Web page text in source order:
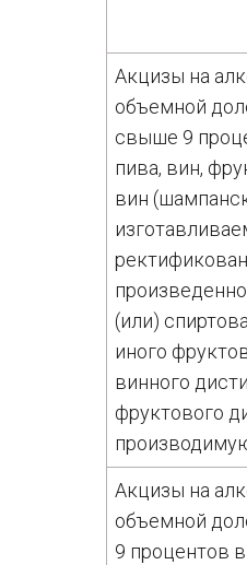
Акцизы на
объемной
свыше 9
пива, вин,
вин
(или)
иного
винного
фруктового
Акцизы на
объемной
9 процентов